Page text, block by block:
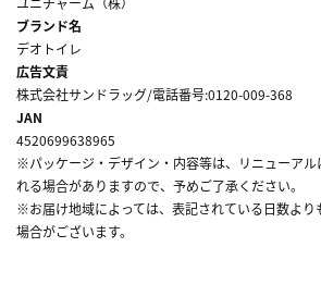
ブランド名
デオトイレ
広告文責
株式会社サンドラッグ/電話番号:0120-009-368
JAN
4520699638965
※パッケージ・デザイン・内容等は、リニューアル
れる場合がありますので、予めご了承ください。
※お届け地域によっては、表記されている日数より
場合がございます。